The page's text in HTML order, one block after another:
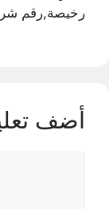
رخيصة,رقم
أضف